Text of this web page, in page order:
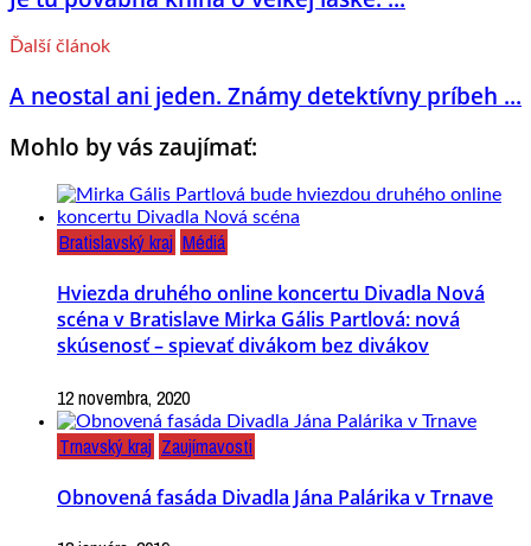
Ďalší článok
A neostal ani jeden. Známy detektívny príbeh ...
Mohlo by vás zaujímať:
Bratislavský kraj Médiá
Hviezda druhého online koncertu Divadla Nová
scéna v Bratislave Mirka Gális Partlová: nová
skúsenosť – spievať divákom bez divákov
12 novembra, 2020
Trnavský kraj Zaujímavosti
Obnovená fasáda Divadla Jána Palárika v Trnave